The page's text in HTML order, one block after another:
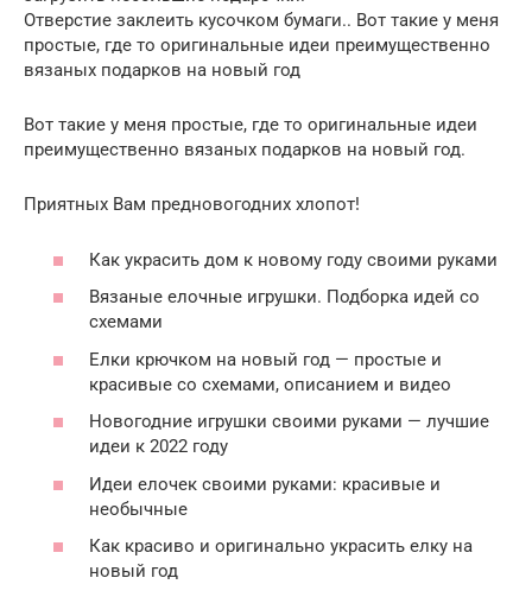
Отверстие заклеить кусочком бумаги.. Вот такие у меня
простые, где то оригинальные идеи преимущественно
вязаных подарков на новый год
Вот такие у меня простые, где то оригинальные идеи
преимущественно вязаных подарков на новый год.
Приятных Вам предновогодних хлопот!
Как украсить дом к новому году своими руками
Вязаные елочные игрушки. Подборка идей со
схемами
Елки крючком на новый год — простые и
красивые со схемами, описанием и видео
Новогодние игрушки своими руками — лучшие
идеи к 2022 году
Идеи елочек своими руками: красивые и
необычные
Как красиво и оригинально украсить елку на
новый год